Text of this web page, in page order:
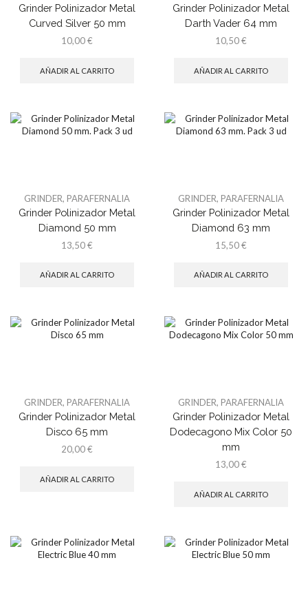
Grinder Polinizador Metal
Curved Silver 50 mm
10,00€
AÑADIR AL CARRITO
Grinder Polinizador Metal
Darth Vader 64 mm
10,50€
AÑADIR AL CARRITO
GRINDER, PARAFERNALIA
Grinder Polinizador Metal
Diamond 50 mm
13,50€
AÑADIR AL CARRITO
GRINDER, PARAFERNALIA
Grinder Polinizador Metal
Diamond 63 mm
15,50€
AÑADIR AL CARRITO
GRINDER, PARAFERNALIA
Grinder Polinizador Metal
Disco 65 mm
20,00€
AÑADIR AL CARRITO
GRINDER, PARAFERNALIA
Grinder Polinizador Metal
Dodecagono Mix Color 50
mm
13,00€
AÑADIR AL CARRITO